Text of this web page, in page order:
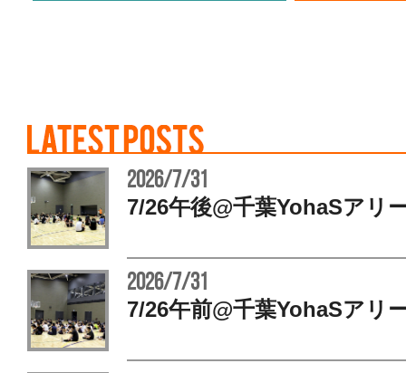
2026/7/31
7/26午後@千葉YohaSア
2026/7/31
7/26午前@千葉YohaSア